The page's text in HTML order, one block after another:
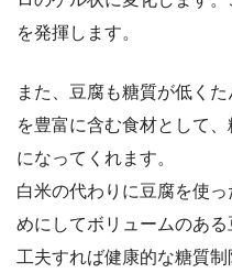
を発揮します。
また、豆腐も糖質が低く
を豊富に含む食材として
になってくれます。
白米の代わりに豆腐を使
めにしてボリュームのあ
工夫すれば健康的な糖質制